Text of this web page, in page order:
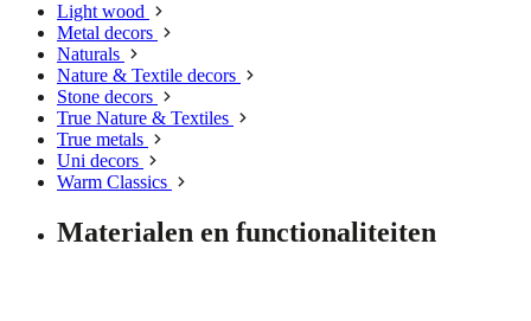
Light wood
Metal decors
Naturals
Nature & Textile decors
Stone decors
True Nature & Textiles
True metals
Uni decors
Warm Classics
Materialen en functionaliteiten